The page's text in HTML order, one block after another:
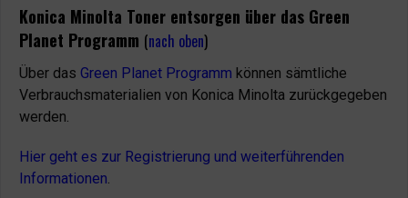
Konica Minolta Toner entsorgen über das Green
Planet Programm (nach oben)
Über das Green Planet Programm können sämtliche
Verbrauchsmaterialien von Konica Minolta zurückgegeben
werden.
Hier geht es zur Registrierung und weiterführenden
Informationen.